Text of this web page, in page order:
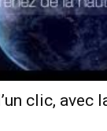
clic, avec